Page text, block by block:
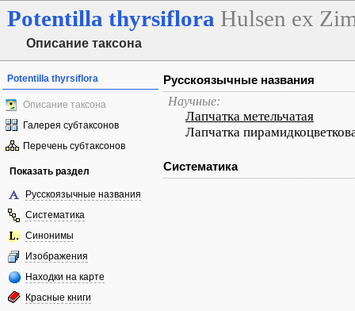
Potentilla thyrsiflora Hulsen ex
Описание таксона
Potentilla thyrsiflora
Описание таксона
Галерея субтаксонов
Перечень субтаксонов
Показать раздел
Русскоязычные названия
Систематика
Синонимы
Изображения
Находки на карте
Красные книги
Русскоязычные названия
Научные:
Лапчатка метельчатая
Лапчатка
Систематика